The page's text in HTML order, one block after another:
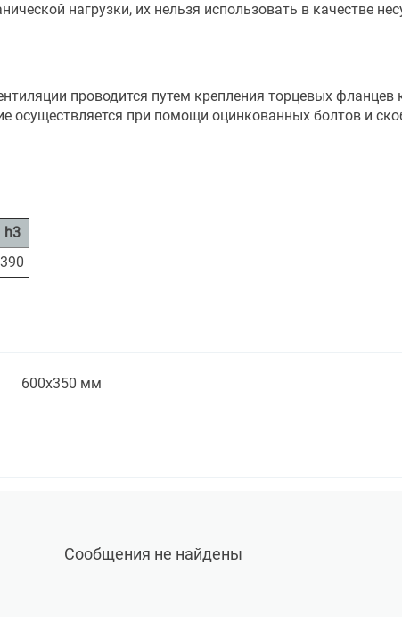
нагрузки, их нельзя использовать в качестве
проводится путем крепления торцевых
осуществляется при помощи оцинкованных болтов и
h3
390
600х350 мм
Сообщения не найдены